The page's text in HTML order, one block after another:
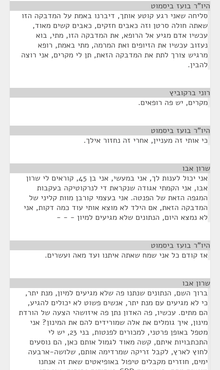
היו"ר בועז ביסמוט
סליחה שאני רגע קוטע אותך, דיברנו באמת על המדבקה הזו
שאתה חולה סרטן וזה כאבים חזקים, כאבים קשים מאוד,
עכשיו אדם מגיע אל הרופא, את המדבקה הזו, מתי, בוא
נעזוב עכשיו את הזיופים ואת המרמה, מתי באמת, רופא
מרגיש צורך לתת את המדבקה הזאת, תן לי מקרים, אני רוצה
להבין.
רוני ברקוביץ
מקרים, יש פה רופאים.
היו"ר בועז ביסמוט
כי אותי זה מעניין, אחרי זה נחזור אילך.
שרון אבו
אני יכול לענות לך, אני במעשי, אני בן 45, קוראים לי שרון
אבו, אני הקמתי אגודה שנקראת די לנרקוטיקה בעקבות
המגפה הזאת של הפנטה. אני בעצמי קורבן מוות קליני של
המדבקה הזאת, אם הילד לא מוצא אותי עוד כמה דקות, אני
לא נמצא היום, הנתונים שלא מגיעים למיון - - -
היו"ר בועז ביסמוט
אז קודם כל אני שמח שאתה איתנו ועד מאה ועשרים.
שרון אבו
ברוך השם, הנתונים שנתנו פה שלא מגיעים למיון, מנת יתר,
כי לא מגיעים עם מנת יתר, אנשים פשוט לא יכולים להגיע,
הם מתים. עכשיו, פה האדון נתן פה איזושהי הצעה של הורדת
מינון, איך גומלים את אלה שמורידים להם את המינון? אני
מטפל באופן פרטני, למכורים לפנטות, בני 23, יש לי
התכתבויות איתם, קשה מאוד לגמול אותם כאן, הם נוסעים
לחוץ לארץ, לקבל זריקה שמרדימה אותם, שלושה-ארבעה
ימים, חוזרים מקבלים טיפול באופיאטים שאת זה אנחנו